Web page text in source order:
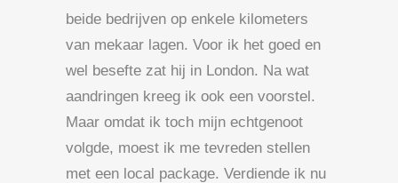
beide bedrijven op enkele kilometers
van mekaar lagen. Voor ik het goed en
wel besefte zat hij in London. Na wat
aandringen kreeg ik ook een voorstel.
Maar omdat ik toch mijn echtgenoot
volgde, moest ik me tevreden stellen
met een local package. Verdiende ik nu